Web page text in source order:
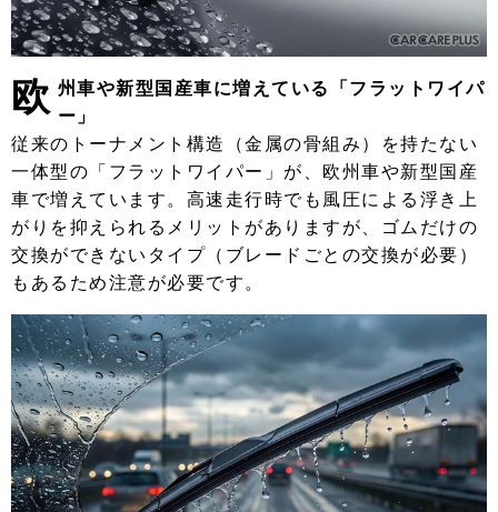
欧 州車や新型国産車に増えている「フラットワイパ
ー」
従来のトーナメント構造（金属の骨組み）を持たない
一体型の「フラットワイパー」が、欧州車や新型国産
車で増えています。高速走行時でも風圧による浮き上
がりを抑えられるメリットがありますが、ゴムだけの
交換ができないタイプ（ブレードごとの交換が必要）
もあるため注意が必要です。